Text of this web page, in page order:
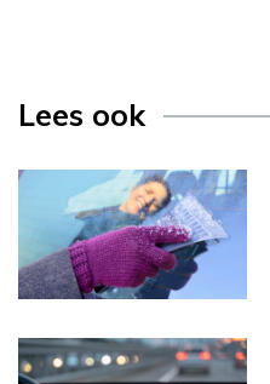
Lees ook